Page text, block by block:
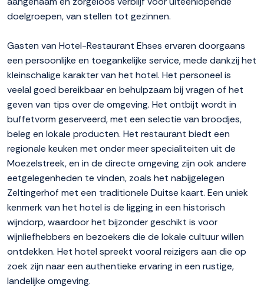
doelgroepen, van stellen tot gezinnen.
Gasten van Hotel-Restaurant Ehses ervaren doorgaans
een persoonlijke en toegankelijke service, mede dankzij het
kleinschalige karakter van het hotel. Het personeel is
veelal goed bereikbaar en behulpzaam bij vragen of het
geven van tips over de omgeving. Het ontbijt wordt in
buffetvorm geserveerd, met een selectie van broodjes,
beleg en lokale producten. Het restaurant biedt een
regionale keuken met onder meer specialiteiten uit de
Moezelstreek, en in de directe omgeving zijn ook andere
eetgelegenheden te vinden, zoals het nabijgelegen
Zeltingerhof met een traditionele Duitse kaart. Een uniek
kenmerk van het hotel is de ligging in een historisch
wijndorp, waardoor het bijzonder geschikt is voor
wijnliefhebbers en bezoekers die de lokale cultuur willen
ontdekken. Het hotel spreekt vooral reizigers aan die op
zoek zijn naar een authentieke ervaring in een rustige,
landelijke omgeving.